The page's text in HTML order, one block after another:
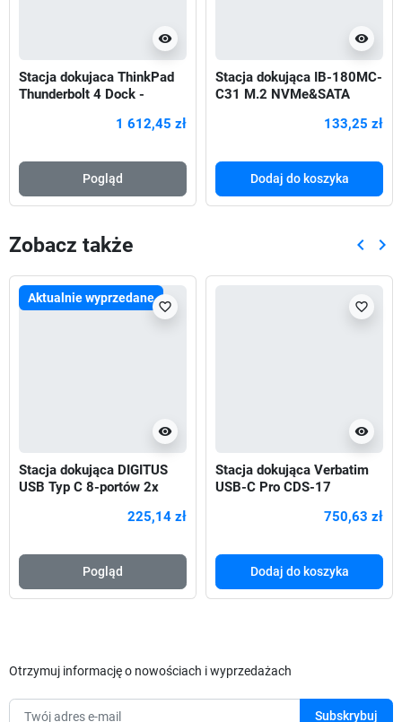
visibility
Stacja dokujaca ThinkPad
Thunderbolt 4 Dock -
1 612,45 zł
Pogląd
visibility
Stacja dokująca IB-180MC-
C31 M.2 NVMe&SATA
Type-C, Aluminium133,25 zł
Dodaj do koszyka
Zobacz także keyboard_arrow_left keyboard_arrow_right
Aktualnie wyprzedane
visibility
favorite_border
Stacja dokująca DIGITUS
USB Typ C 8-portów 2x
225,14 zł
Pogląd
visibility
favorite_border
Stacja dokująca Verbatim
USB-C Pro CDS-17
750,63 zł
Dodaj do koszyka
Otrzymuj informację o nowościach i wyprzedażach